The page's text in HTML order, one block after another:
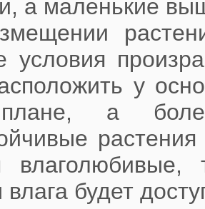
а маленькие
условия
у
а
влага будет